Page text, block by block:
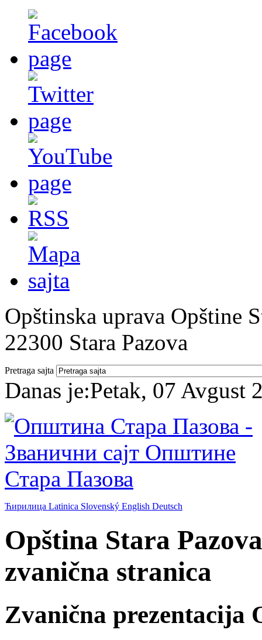
Opštinska uprava Opštine
22300 Stara Pazova
Pretraga sajta
Danas je:Petak, 07 Avgust
Ћирилица Latinica Slovenský English Deutsch
Opština Stara
zvanična stranica
Zvanična prezentacija